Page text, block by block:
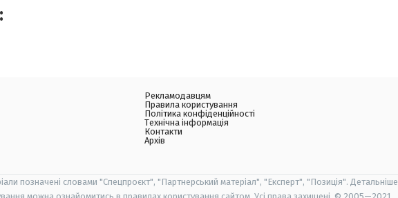
Рекламодавцям
Правила користування
Політика конфіденційності
Технічна інформація
Контакти
Архів
позначені словами "Спецпроєкт", "Партнерський матеріал", "Експерт", "Позиція". Детальніше